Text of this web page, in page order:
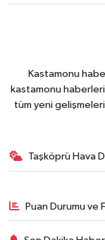
Kastamonu
kastamonu
tüm yeni
Taşköprü Hava
Puan Durumu ve